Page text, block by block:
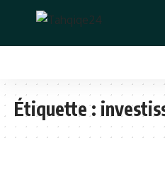
Étiquette :